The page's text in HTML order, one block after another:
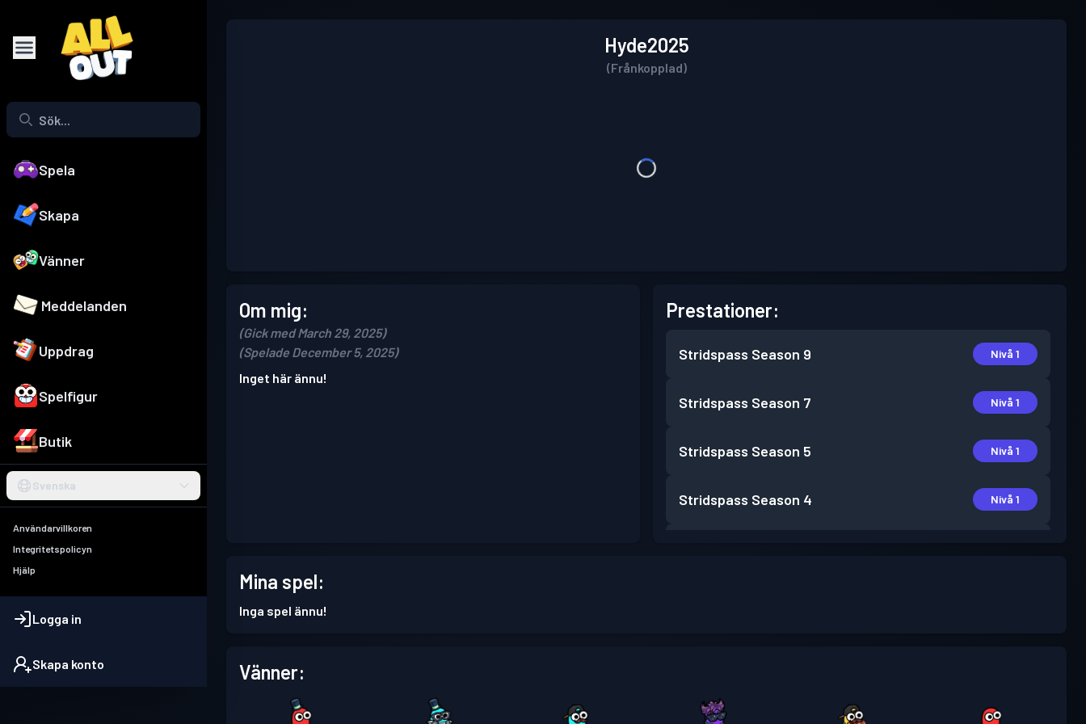
Spela
Skapa
Vänner
Meddelanden
Uppdrag
Spelfigur
Butik
Svenska
Användarvillkoren
Integritetspolicyn
Hjälp
Logga in
Skapa konto
Hyde2025
(Frånkopplad)
Om mig:
(Gick med March 29, 2025)
(Spelade December 5, 2025)
Inget här ännu!
Prestationer:
Stridspass Season 9 Nivå 1
Stridspass Season 7 Nivå 1
Stridspass Season 5 Nivå 1
Stridspass Season 4 Nivå 1
Mina spel:
Inga spel ännu!
Vänner: